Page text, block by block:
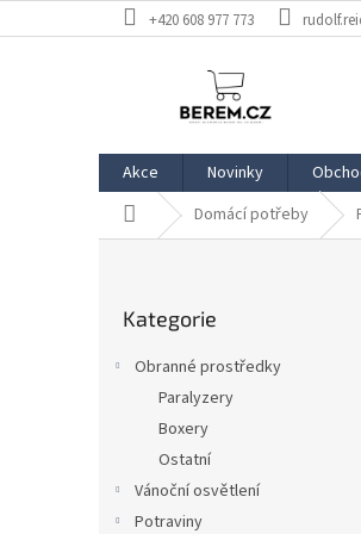
na
+420 608 977 773
Akce Novinky
Domů Domácí potřeby
kategorie
Kategorie
Obranné prostředky
Paralyzery
Boxery
Ostatní
Vánoční osvětlení
Potraviny